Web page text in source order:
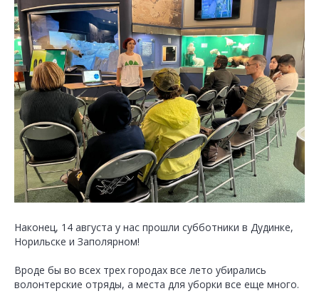
Наконец, 14 августа у нас прошли субботники в Дудинке,
Норильске и Заполярном!
Вроде бы во всех трех городах все лето убирались
волонтерские отряды, а места для уборки все еще много.